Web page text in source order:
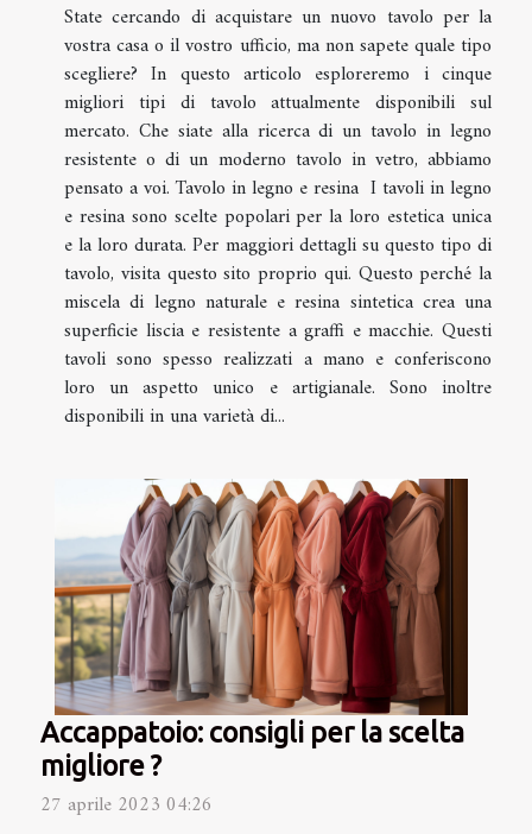
State cercando di acquistare un nuovo tavolo per la
vostra casa o il vostro ufficio, ma non sapete quale tipo
scegliere? In questo articolo esploreremo i cinque
migliori tipi di tavolo attualmente disponibili sul
mercato. Che siate alla ricerca di un tavolo in legno
resistente o di un moderno tavolo in vetro, abbiamo
pensato a voi. Tavolo in legno e resina I tavoli in legno
e resina sono scelte popolari per la loro estetica unica
e la loro durata. Per maggiori dettagli su questo tipo di
tavolo, visita questo sito proprio qui. Questo perché la
miscela di legno naturale e resina sintetica crea una
superficie liscia e resistente a graffi e macchie. Questi
tavoli sono spesso realizzati a mano e conferiscono
loro un aspetto unico e artigianale. Sono inoltre
disponibili in una varietà di...
Accappatoio: consigli per la scelta
migliore ?
27 aprile 2023 04:26